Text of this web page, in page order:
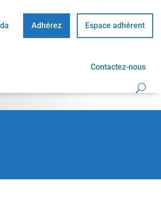
Adhérez Espace adhérent
Contactez-nous